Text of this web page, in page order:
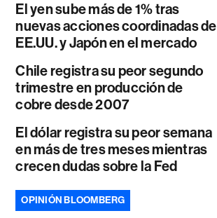
El yen sube más de 1% tras
nuevas acciones coordinadas de
EE.UU. y Japón en el mercado
Chile registra su peor segundo
trimestre en producción de
cobre desde 2007
El dólar registra su peor semana
en más de tres meses mientras
crecen dudas sobre la Fed
OPINIÓN BLOOMBERG